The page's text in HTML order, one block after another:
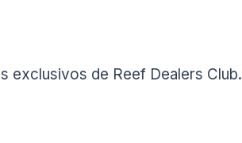
exclusivos de Reef Dealers Club.